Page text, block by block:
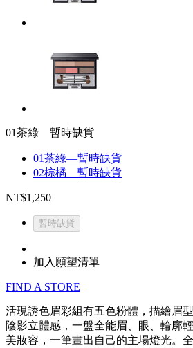
01茶綠—暫時缺貨
01茶綠—暫時缺貨
02棕橘—暫時缺貨
NT$1,250
暫時缺貨
加入願望清單
FIND A STORE
活現誘色眉彩組有五色粉體，描繪眉
陰影立體感，一盤全能眉、眼、輪廓
美妝容，一筆畫出自己的主場燈光。